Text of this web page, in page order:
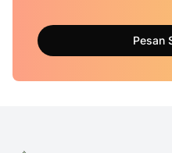
Pesan